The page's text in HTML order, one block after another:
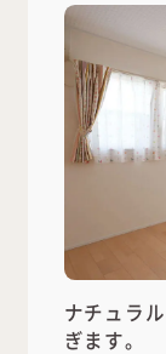
ナチュラ
ぎます。